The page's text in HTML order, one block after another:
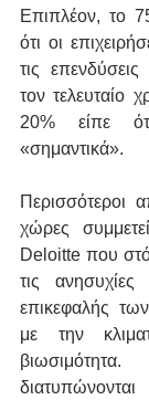
Επιπλέον, το
ότι οι
τις
τον τελευταίο
20% είπε
«σημαντικά».
χώρες
Deloitte που
τις
επικεφαλής
με την
διατυπώνονται